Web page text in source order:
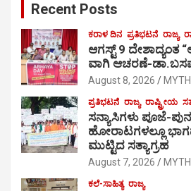
Recent Posts
ಕರಾಳ ದಿನ ಪ್ರತಿಭಟನೆ ರಾಜ್ಯ
ಆಗಸ್ಟ್ 9 ದೇಶಾದ್ಯಂತ
ವಾಗಿ ಆಚರಣೆ-
August 8, 2026
ಪ್ರತಿಭಟನೆ ರಾಜ್ಯ ರಾಷ್ಟ್ರೀಯ
ಸನ್ಯಾಸಿಗಳು ಪೂಜೆ-
ಹೋರಾಟಗಳಲ್ಲೂ
ಮುಟ್ಟಿದ ಸತ್ಯಾಗ್ರಹ
August 7, 2026
ಕಲೆ-ಸಾಹಿತ್ಯ ರಾಜ್ಯ